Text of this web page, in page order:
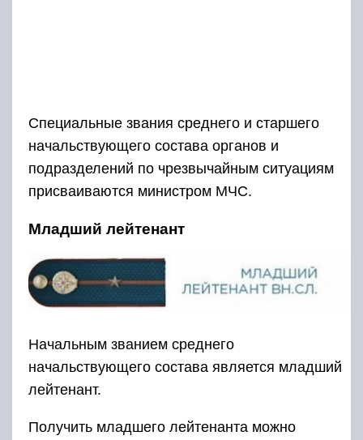
Специальные звания среднего и старшего
начальствующего состава органов и
подразделений по чрезвычайным ситуациям
присваиваются министром МЧС.
Младший лейтенант
Начальным званием среднего
начальствующего состава является младший
лейтенант.
Получить младшего лейтенанта можно